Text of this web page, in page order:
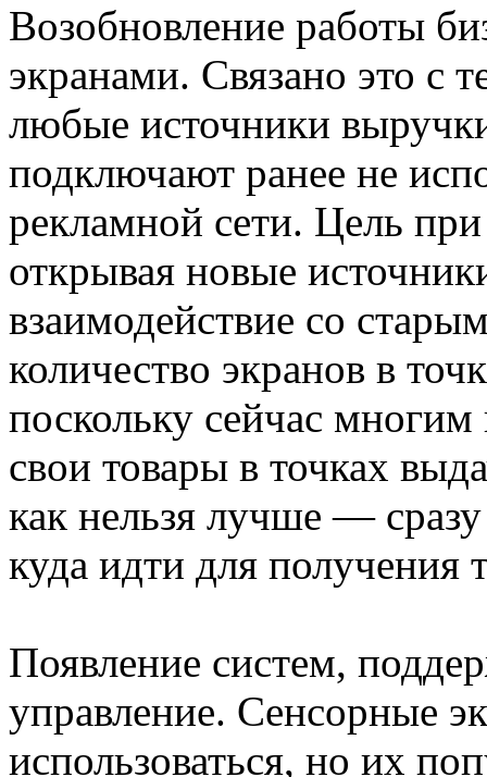
Возобновление работы
экранами. Связано это с
любые источники
подключают ранее не
рекламной сети. Цель
открывая новые
взаимодействие со
количество экранов в
поскольку сейчас
свои товары в точках
как нельзя лучше —
куда идти для получения
Появление систем,
управление. Сенсорные
использоваться, но их